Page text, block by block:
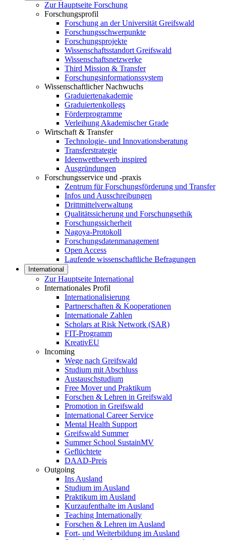
Zur Hauptseite Forschung
Forschungsprofil
Forschung an der Universität Greifswald
Forschungsschwerpunkte
Forschungsprojekte
Wissenschaftsstandort Greifswald
Wissenschaftsnetzwerke
Third Mission & Transfer
Forschungsinformationssystem
Wissenschaftlicher Nachwuchs
Graduiertenakademie
Graduiertenkollegs
Förderprogramme
Verleihung Akademischer Grade
Wirtschaft & Transfer
Technologie- und Innovationsberatung
Transferstrategie
Ideenwettbewerb inspired
Ausgründungen
Forschungsservice und -praxis
Zentrum für Forschungsförderung und Transfer
Infos und Ausschreibungen
Drittmittelverwaltung
Qualitätssicherung und Forschungsethik
Forschungssicherheit
Nagoya-Protokoll
Forschungsdatenmanagement
Open Access
Laufende wissenschaftliche Befragungen
International
Zur Hauptseite International
Internationales Profil
Internationalisierung
Partnerschaften & Kooperationen
Internationale Zahlen
Scholars at Risk Network (SAR)
FIT-Programm
KreativEU
Incoming
Wege nach Greifswald
Studium mit Abschluss
Austauschstudium
Free Mover und Praktikum
Forschen & Lehren in Greifswald
Promotion in Greifswald
International Career Service
Mental Health Support
Greifswald Summer
Summer School SustainMV
Geflüchtete
DAAD-Preis
Outgoing
Ins Ausland
Studium im Ausland
Praktikum im Ausland
Kurzaufenthalte im Ausland
Teaching Internationally
Forschen & Lehren im Ausland
Fort- und Weiterbildung im Ausland